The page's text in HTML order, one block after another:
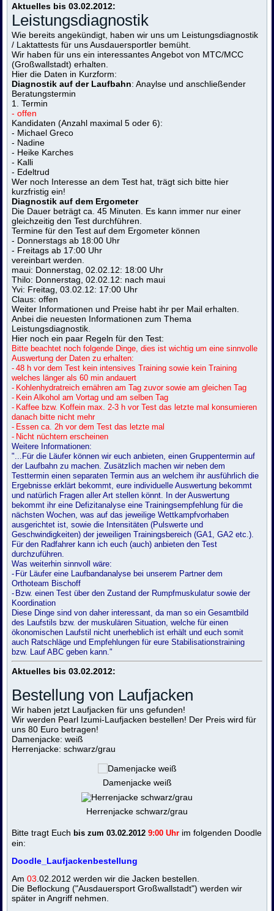
Aktuelles bis 03.02.2012:
Leistungsdiagnostik
Wie bereits angekündigt, haben wir uns um Leistungsdiagnostik
/ Laktattests für uns Ausdauersportler bemüht.
Wir haben für uns ein interessantes Angebot von MTC/MCC
(Großwallstadt) erhalten.
Hier die Daten in Kurzform:
Diagnostik auf der Laufbahn: Anaylse und anschließender
Beratungstermin
1. Termin
- offen
Kandidaten (Anzahl maximal 5 oder 6):
- Michael Greco
- Nadine
- Heike Karches
- Kalli
- Edeltrud
Wer noch Interesse an dem Test hat, trägt sich bitte hier
kurzfristig ein!
Diagnostik auf dem Ergometer
Die Dauer beträgt ca. 45 Minuten. Es kann immer nur einer
gleichzeitig den Test durchführen.
Termine für den Test auf dem Ergometer können
- Donnerstags ab 18:00 Uhr
- Freitags ab 17:00 Uhr
vereinbart werden.
maui: Donnerstag, 02.02.12: 18:00 Uhr
Thilo: Donnerstag, 02.02.12: nach maui
Yvi: Freitag, 03.02.12: 17:00 Uhr
Claus: offen
Weiter Informationen und Preise habt ihr per Mail erhalten.
Anbei die neuesten Informationen zum Thema
Leistungsdiagnostik.
Hier noch ein paar Regeln für den Test:
Bitte beachtet noch folgende Dinge, dies ist wichtig um eine sinnvolle
Auswertung der Daten zu erhalten:
- 48 h vor dem Test kein intensives Training sowie kein Training
welches länger als 60 min andauert
- Kohlenhydratreich ernähren am Tag zuvor sowie am gleichen Tag
- Kein Alkohol am Vortag und am selben Tag
- Kaffee bzw. Koffein max. 2-3 h vor Test das letzte mal konsumieren
danach bitte nicht mehr
- Essen ca. 2h vor dem Test das letzte mal
- Nicht nüchtern erscheinen
Weitere Informationen:
"...Für die Läufer können wir euch anbieten, einen Gruppentermin auf
der Laufbahn zu machen. Zusätzlich machen wir neben dem
Testtermin einen separaten Termin aus an welchem ihr ausführlich die
Ergebnisse erklärt bekommt, eure individuelle Auswertung bekommt
und natürlich Fragen aller Art stellen könnt. In der Auswertung
bekommt ihr eine Defizitanalyse eine Trainingsempfehlung für die
nächsten Wochen, was auf das jeweilige Wettkampfvorhaben
ausgerichtet ist, sowie die Intensitäten (Pulswerte und
Geschwindigkeiten) der jeweiligen Trainingsbereich (GA1, GA2 etc.).
Für den Radfahrer kann ich euch (auch) anbieten den Test
durchzuführen.
Was weiterhin sinnvoll wäre:
- Für Läufer eine Laufbandanalyse bei unserem Partner dem
Orthoteam Bischoff
- Bzw. einen Test über den Zustand der Rumpfmuskulatur sowie der
Koordination
Diese Dinge sind von daher interessant, da man so ein Gesamtbild
des Laufstils bzw. der muskulären Situation, welche für einen
ökonomischen Laufstil nicht unerheblich ist erhält und euch somit
auch Ratschläge und Empfehlungen für eure Stabilisationstraining
bzw. Lauf ABC geben kann."
Aktuelles bis 03.02.2012:
Bestellung von Laufjacken
Wir haben jetzt Laufjacken für uns gefunden!
Wir werden Pearl Izumi-Laufjacken bestellen! Der Preis wird für
uns 80 Euro betragen!
Damenjacke: weiß
Herrenjacke: schwarz/grau
Damenjacke weiß
Herrenjacke schwarz/grau
Bitte tragt Euchbis zum 03.02.20129:00 Uhr im folgenden Doodle
ein:
Doodle_Laufjackenbestellung
Am03.02.2012 werden wir die Jacken bestellen.
Die Beflockung ("Ausdauersport Großwallstadt") werden wir
später in Angriff nehmen.